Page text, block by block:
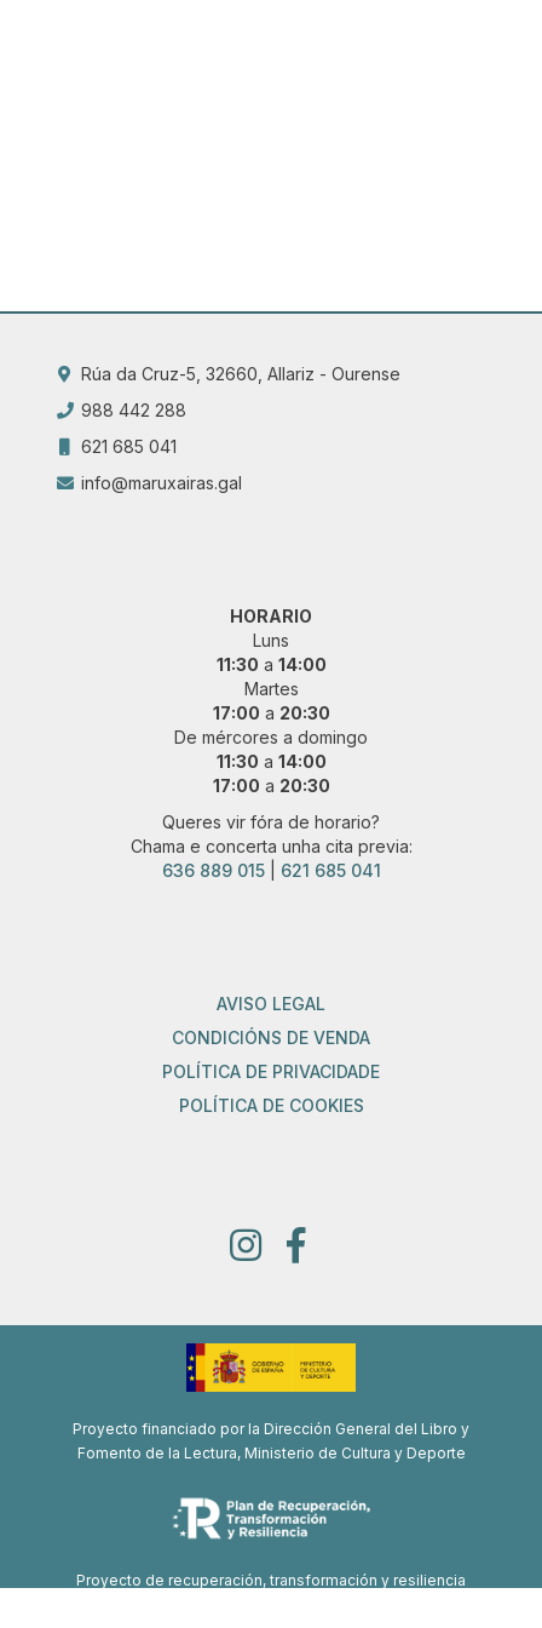
Rúa da Cruz-5, 32660, Allariz - Ourense
988 442 288
621 685 041
info@maruxairas.gal
HORARIO
Luns
11:30 a 14:00
Martes
17:00 a 20:30
De mércores a domingo
11:30 a 14:00
17:00 a 20:30
Queres vir fóra de horario?
Chama e concerta unha cita previa:
636 889 015| 621 685 041
AVISO LEGAL
CONDICIÓNS DE VENDA
POLÍTICA DE PRIVACIDADE
POLÍTICA DE COOKIES
Proyecto financiado por la Dirección General del Libro y
Fomento de la Lectura, Ministerio de Cultura y Deporte
Proyecto de recuperación, transformación y resiliencia